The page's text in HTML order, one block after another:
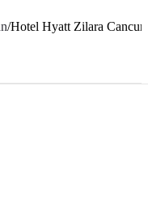
/Hotel Hyatt Zilara Cancun